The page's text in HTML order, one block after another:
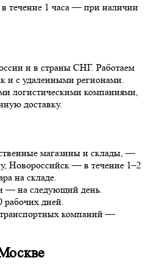
течение 1 часа — при наличии
и в страны СНГ. Работаем
и с удаленными регионами.
логистическими компаниями,
доставку.
магазины и склады, —
Новороссийск — в течение 1–2
на складе.
— на следующий день.
дней.
компаний —